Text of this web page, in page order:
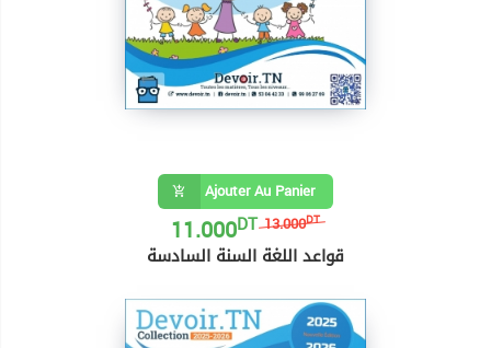
Ajouter Au Panier
13.000DT
11.000DT
قواعد اللغة السنة السادسة